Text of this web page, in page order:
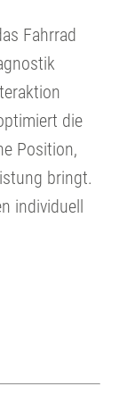
Fahrrad
die
Position,
bringt.
individuell